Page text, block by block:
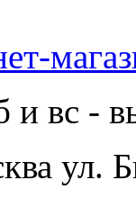
и вс -
ул.